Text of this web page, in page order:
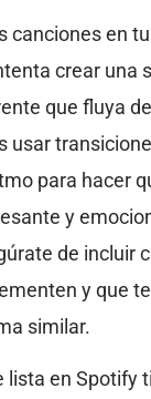
canciones en
crear una
que fluya
usar
para hacer
y
de incluir
y que
similar.
lista en Spotify